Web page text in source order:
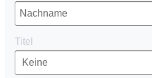
Titel